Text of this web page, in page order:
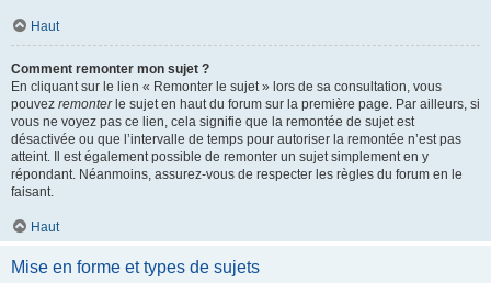
Haut
Comment remonter mon sujet ?
En cliquant sur le lien « Remonter le sujet » lors de sa consultation, vous
pouvez remonterle sujet en haut du forum sur la première page. Par ailleurs, si
vous ne voyez pas ce lien, cela signifie que la remontée de sujet est
désactivée ou que l’intervalle de temps pour autoriser la remontée n’est pas
atteint. Il est également possible de remonter un sujet simplement en y
répondant. Néanmoins, assurez-vous de respecter les règles du forum en le
faisant.
Haut
Mise en forme et types de sujets